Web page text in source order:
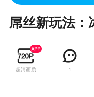
超清画质 1